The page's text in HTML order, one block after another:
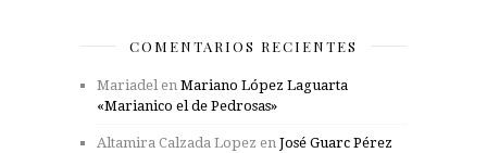
COMENTARIOS RECIENTES
Mariadel en Mariano López Laguarta
«Marianico el de Pedrosas»
Altamira Calzada Lopez en José Guarc Pérez